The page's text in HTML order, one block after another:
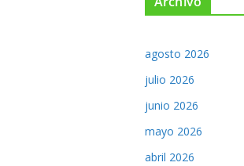
agosto 2026
julio 2026
junio 2026
mayo 2026
abril 2026